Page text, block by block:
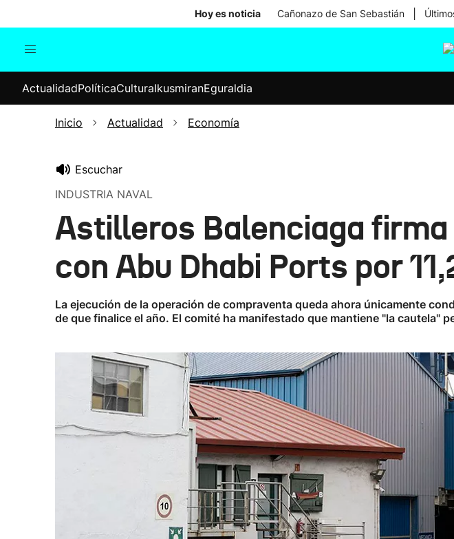
Hoy es noticia Cañonazo de San Sebastián
Internacional
Elecciones
ActualidadPolíticaCulturaIkusmiranEguraldia
Inicio Actualidad Economía
Escuchar
INDUSTRIA NAVAL
Astilleros Balenciaga
con Abu Dhabi Ports por
La ejecución de la operación de compraventa queda ahora únicamente
de que finalice el año. El comité ha manifestado que mantiene "la cautela"